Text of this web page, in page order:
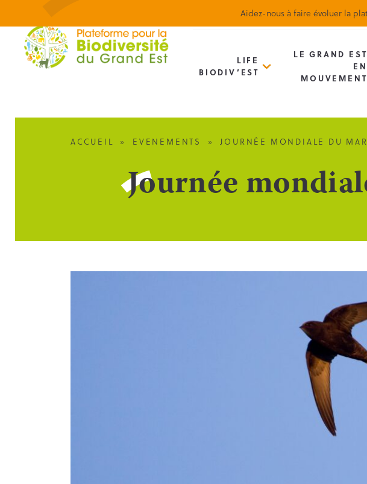
Aidez-nous à faire évoluer la
LIFE
BIODIV’EST
LE GRAND EST
EN
MOUVEMENT
ACCUEIL » EVENEMENTS » JOURNÉE MONDIALE DU
Journée